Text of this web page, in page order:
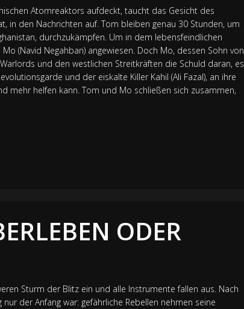
Atomreaktors aufdeckt, taucht das Gesicht des
in den Nachrichten auf. Tom bleiben genau 30 Stunden, um
durchzukämpfen. Um in dem lebensfeindlichen
(Navid Negahban) angewiesen. Doch Mo, dessen Sohn von
und den westlichen Streitkräften die Schuld daran, es
und der eiskalte Killer Kahil (Ali Fazal), an ihre
mehr helfen kann. Tom und Mo schließen sich zusammen,
ODER
Sturm der Blitz ein und alle Instrumente fallen aus. Nach
der Anfang war: gefährliche Rebellen nehmen seine